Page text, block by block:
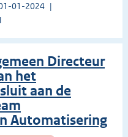
01-2024
Directeur
het
aan de
Automatisering